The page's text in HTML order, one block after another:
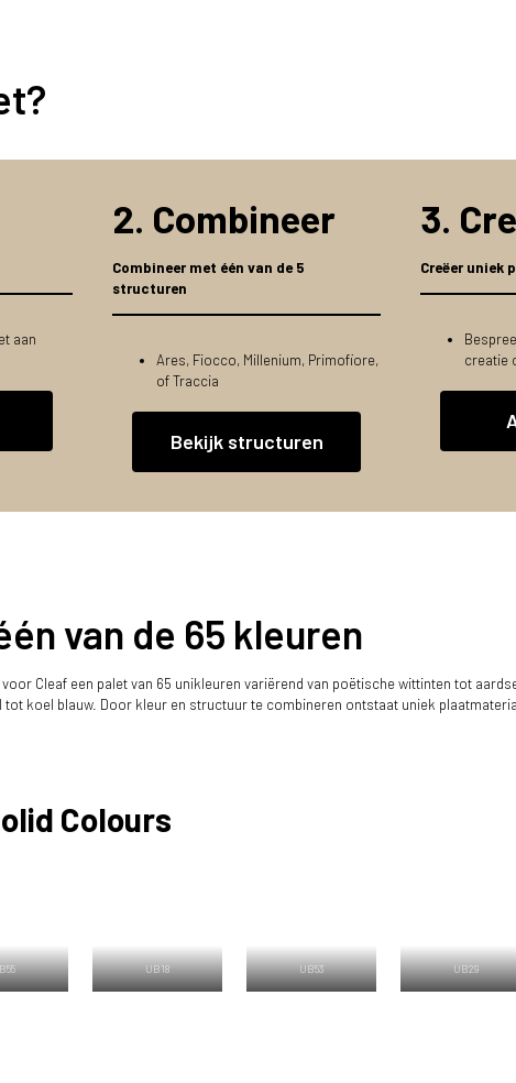
aan
2. Combineer
Combineer met één van de 5
structuren
Ares, Fiocco, Millenium, Primofiore,
of Traccia
Bekijk structuren
3.
Creëer uniek
creatie
van de 65 kleuren
Cleaf een palet van 65 unikleuren variërend van poëtische wittinten tot
tot koel blauw. Door kleur en structuur te combineren ontstaat uniek
Colours
UB18 UB53 UB29